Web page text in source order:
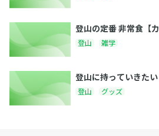
登山の定番 非常食【カ
登山 雑学
登山に持っていきた
登山 グッズ